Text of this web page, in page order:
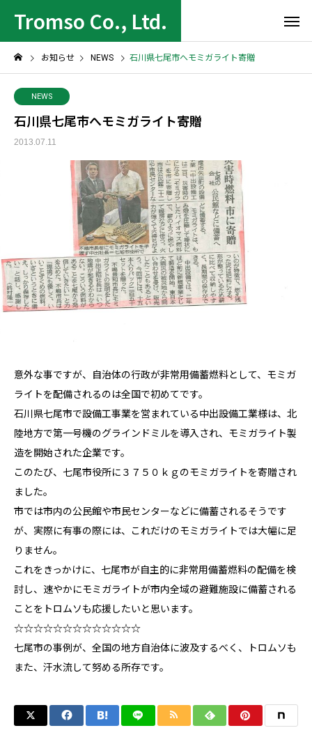
Tromso Co., Ltd.
お知らせ NEWS 石川県七尾市へモミガライト寄贈
NEWS
石川県七尾市へモミガライト寄贈
2013.07.11
意外な事ですが、自治体の行政が非常用備蓄燃料として、モミガ
ライトを配備されるのは全国で初めてです。
石川県七尾市で設備工事業を営まれている中出設備工業様は、北
陸地方で第一号機のグラインドミルを導入され、モミガライト製
造を開始された企業です。
このたび、七尾市役所に３７５０ｋｇのモミガライトを寄贈され
ました。
市では市内の公民館や市民センターなどに備蓄されるそうです
が、実際に有事の際には、これだけのモミガライトでは大幅に足
りません。
これをきっかけに、七尾市が自主的に非常用備蓄燃料の配備を検
討し、速やかにモミガライトが市内全域の避難施設に備蓄される
ことをトロムソも応援したいと思います。
☆☆☆☆☆☆☆☆☆☆☆☆☆
七尾市の事例が、全国の地方自治体に波及するべく、トロムソも
また、汗水流して努める所存です。